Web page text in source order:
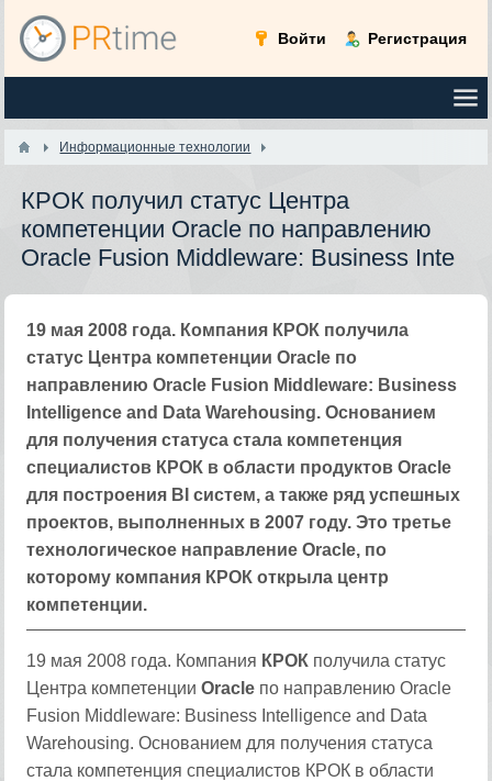
Войти Регистрация
Информационные технологии
КРОК получил статус Центра
компетенции Oracle по направлению
Oracle Fusion Middleware: Business Inte
19 мая 2008 года. Компания КРОК получила
статус Центра компетенции Oracle по
направлению Oracle Fusion Middleware: Business
Intelligence and Data Warehousing. Основанием
для получения статуса стала компетенция
специалистов КРОК в области продуктов Oracle
для построения BI систем, а также ряд успешных
проектов, выполненных в 2007 году. Это третье
технологическое направление Oracle, по
которому компания КРОК открыла центр
компетенции.
19 мая 2008 года. Компания КРОК получила статус
Центра компетенцииOracle по направлению Oracle
Fusion Middleware: Business Intelligence and Data
Warehousing. Основанием для получения статуса
стала компетенция специалистов КРОК в области